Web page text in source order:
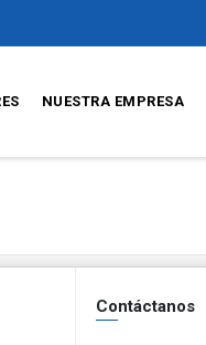
NUESTRA EMPRESA
Contáctanos